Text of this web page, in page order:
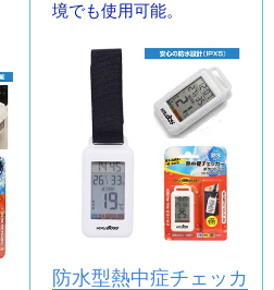
境でも使用可能。
防水型熱中症チェッカ